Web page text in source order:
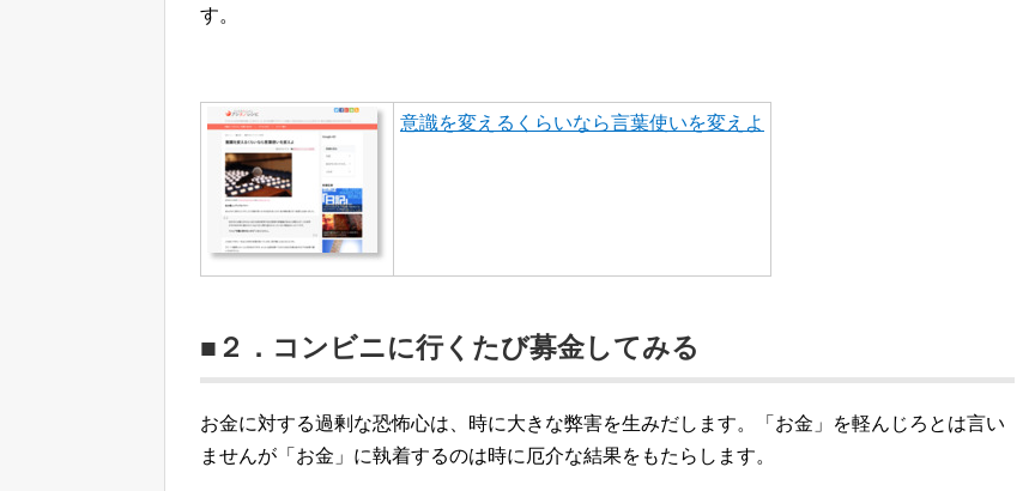
す。
意識を変えるくらいなら言葉使いを変えよ
■２．コンビニに行くたび募金してみる
お金に対する過剰な恐怖心は、時に大きな弊害を生みだします。「お金」を軽んじろとは言い
ませんが「お金」に執着するのは時に厄介な結果をもたらします。